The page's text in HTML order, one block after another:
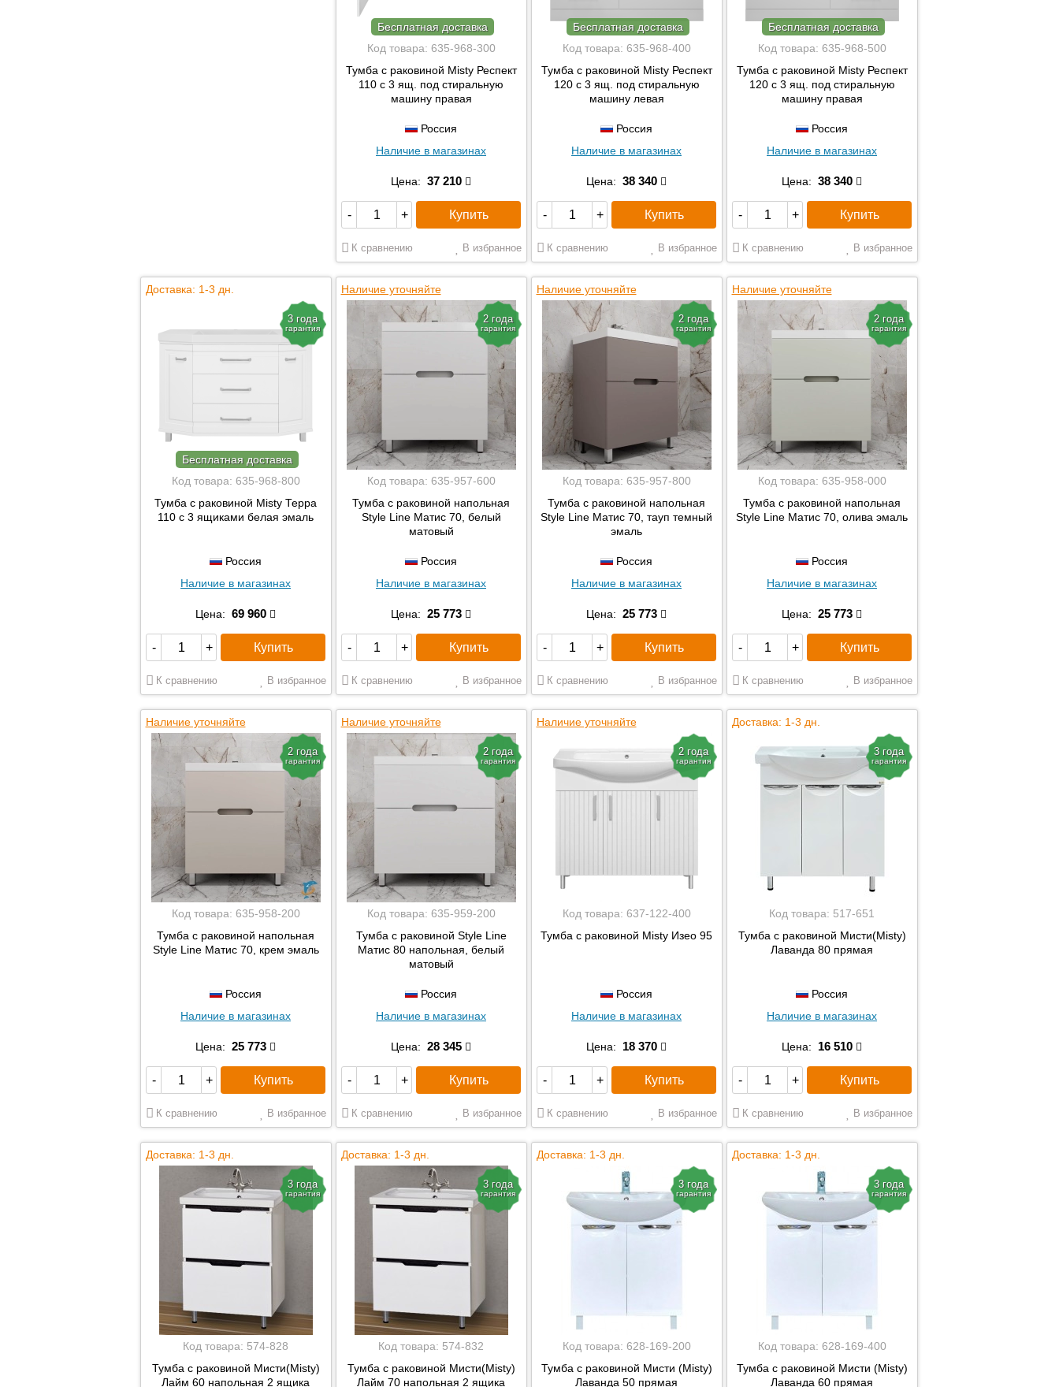
Бесплатная доставка
Код товара: 635-968-300
Тумба с раковиной Misty Респект
110 с 3 ящ. под стиральную
машину правая
Россия
Наличие в магазинах
Цена: 37 210
- + Купить
К сравнению В избранное
Бесплатная доставка
Код товара: 635-968-400
Тумба с раковиной Misty Респект
120 с 3 ящ. под стиральную
машину левая
Россия
Наличие в магазинах
Цена: 38 340
- + Купить
К сравнению В избранное
Бесплатная доставка
Код товара: 635-968-500
Тумба с раковиной Misty Респект
120 с 3 ящ. под стиральную
машину правая
Россия
Наличие в магазинах
Цена: 38 340
- + Купить
К сравнению В избранное
Доставка: 1-3 дн.
3 года
гарантия
Бесплатная доставка
Код товара: 635-968-800
Тумба с раковиной Misty Терра
110 с 3 ящиками белая эмаль
Россия
Наличие в магазинах
Цена: 69 960
- + Купить
К сравнению В избранное
Наличие уточняйте
2 года
гарантия
Код товара: 635-957-600
Тумба с раковиной напольная
Style Line Матис 70, белый
матовый
Россия
Наличие в магазинах
Цена: 25 773
- + Купить
К сравнению В избранное
Наличие уточняйте
2 года
гарантия
Код товара: 635-957-800
Тумба с раковиной напольная
Style Line Матис 70, тауп темный
эмаль
Россия
Наличие в магазинах
Цена: 25 773
- + Купить
К сравнению В избранное
Наличие уточняйте
2 года
гарантия
Код товара: 635-958-000
Тумба с раковиной напольная
Style Line Матис 70, олива эмаль
Россия
Наличие в магазинах
Цена: 25 773
- + Купить
К сравнению В избранное
Наличие уточняйте
2 года
гарантия
Код товара: 635-958-200
Тумба с раковиной напольная
Style Line Матис 70, крем эмаль
Россия
Наличие в магазинах
Цена: 25 773
- + Купить
К сравнению В избранное
Наличие уточняйте
2 года
гарантия
Код товара: 635-959-200
Тумба с раковиной Style Line
Матис 80 напольная, белый
матовый
Россия
Наличие в магазинах
Цена: 28 345
- + Купить
К сравнению В избранное
Наличие уточняйте
2 года
гарантия
Код товара: 637-122-400
Тумба с раковиной Misty Изео 95
Россия
Наличие в магазинах
Цена: 18 370
- + Купить
К сравнению В избранное
Доставка: 1-3 дн.
3 года
гарантия
Код товара: 517-651
Тумба с раковиной Мисти(Misty)
Лаванда 80 прямая
Россия
Наличие в магазинах
Цена: 16 510
- + Купить
К сравнению В избранное
Доставка: 1-3 дн.
3 года
гарантия
Код товара: 574-828
Тумба с раковиной Мисти(Misty)
Лайм 60 напольная 2 ящика
Доставка: 1-3 дн.
3 года
гарантия
Код товара: 574-832
Тумба с раковиной Мисти(Misty)
Лайм 70 напольная 2 ящика
Доставка: 1-3 дн.
3 года
гарантия
Код товара: 628-169-200
Тумба с раковиной Мисти (Misty)
Лаванда 50 прямая
Доставка: 1-3 дн.
3 года
гарантия
Код товара: 628-169-400
Тумба с раковиной Мисти (Misty)
Лаванда 60 прямая